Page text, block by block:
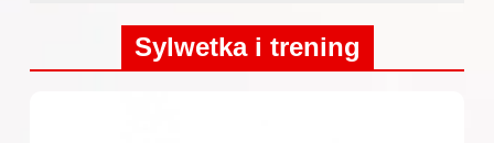
Sylwetka i trening